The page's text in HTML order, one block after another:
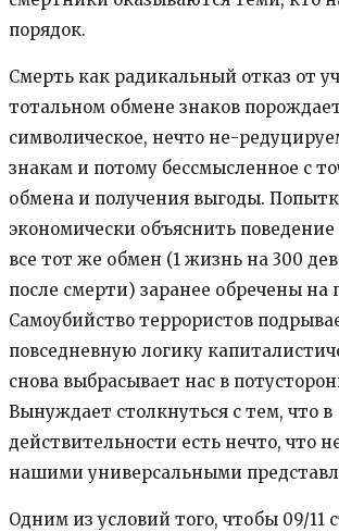
порядок.
Смерть как радикальный отказ от
тотальном обмене знаков
символическое, нечто не-
знакам и потому бессмысленное с
обмена и получения выгоды.
экономически объяснить
все тот же обмен (1 жизнь на 300
после смерти) заранее обречены на
Самоубийство террористов
повседневную логику
снова выбрасывает нас в
Вынуждает столкнуться с тем, что в
действительности есть нечто, что
нашими универсальными
Одним из условий того, чтобы 09/11